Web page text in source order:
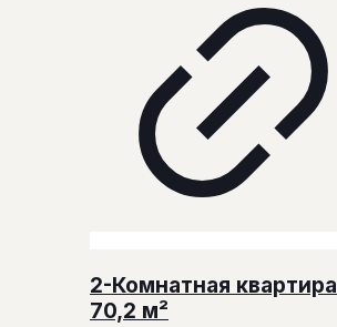
2-Комнатная квартира
70,2 м²